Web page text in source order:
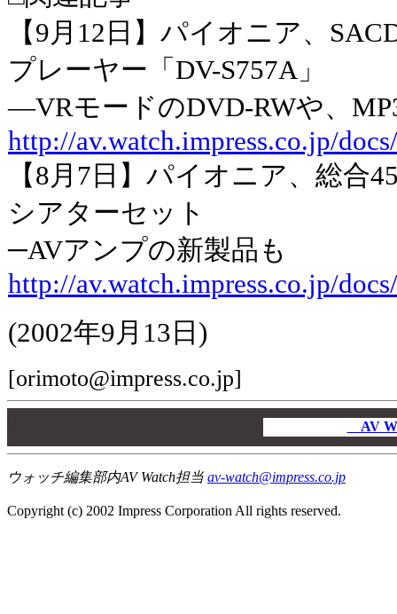
【9月12日】パイオニア、
プレーヤー「DV-S757A」
―VRモードのDVD-RWや、
http://av.watch.impress.co.jp/
【8月7日】パイオニア、総合
シアターセット
─AVアンプの新製品も
http://av.watch.impress.co.jp/
(2002年9月13日)
[orimoto@impress.co.jp]
AV
ウォッチ編集部内AV Watch担当 av-watch@impress.co.jp
Copyright (c) 2002 Impress Corporation All rights reserved.